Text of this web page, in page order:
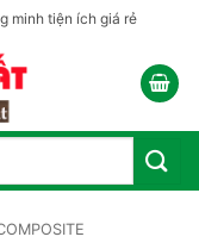
minh tiện ích giá rẻ